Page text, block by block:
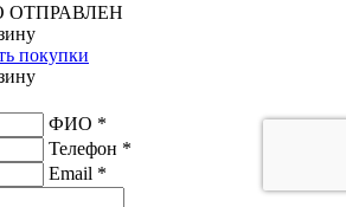
покупки
ФИО *
Телефон *
Email *